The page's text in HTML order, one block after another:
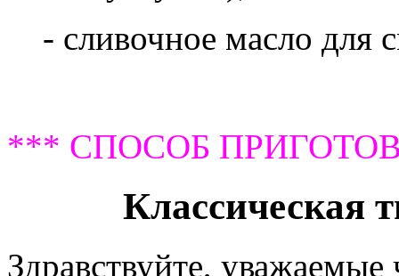
- сливочное масло для
*** СПОСОБ
Классическая
Здравствуйте, уважаемые